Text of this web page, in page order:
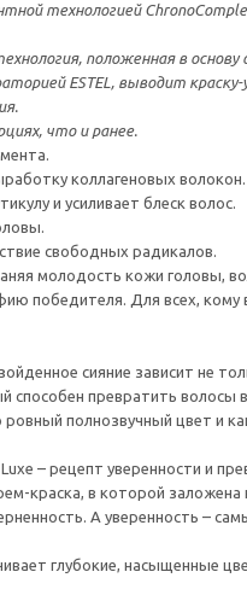
технологией
положенная в
ESTEL, выводит
что и ранее.
коллагеновых волокон.
и усиливает блеск волос.
свободных радикалов.
молодость кожи головы,
победителя. Для всех, кому
сияние зависит не
превратить волосы
полнозвучный цвет и
– рецепт уверенности и
краска, в которой
А уверенность –
глубокие, насыщенные